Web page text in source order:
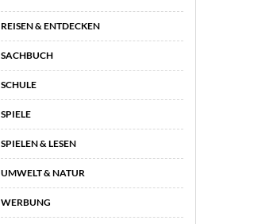
REISEN & ENTDECKEN
SACHBUCH
SCHULE
SPIELE
SPIELEN & LESEN
UMWELT & NATUR
WERBUNG